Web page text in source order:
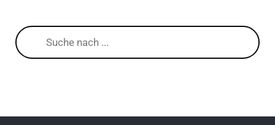
Products
search